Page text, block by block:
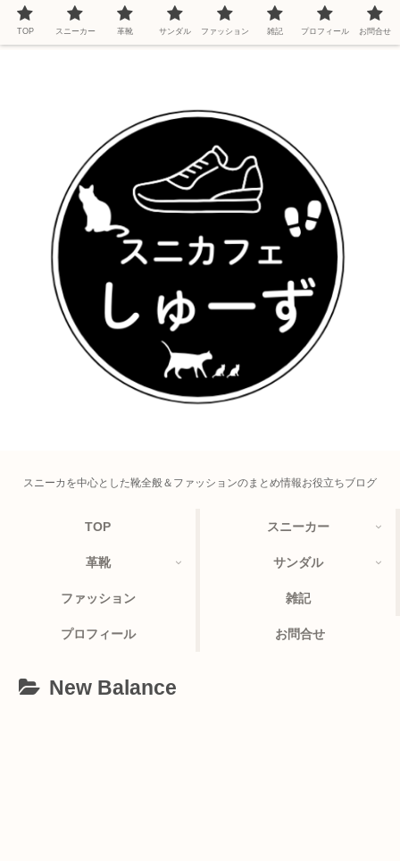
スニーカを中心とした靴全般＆ファッションのまとめ情報お役立ちブログ
TOP スニーカー
革靴 サンダル
ファッション 雑記
プロフィール お問合せ
New Balance
TOP スニーカー 革靴 サンダル ファッション 雑記 プロフィール お問合せ